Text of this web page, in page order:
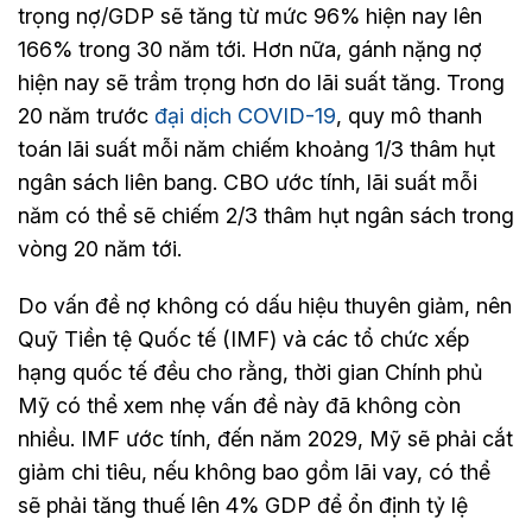
trọng nợ/GDP sẽ tăng từ mức 96% hiện nay lên
166% trong 30 năm tới. Hơn nữa, gánh nặng nợ
hiện nay sẽ trầm trọng hơn do lãi suất tăng. Trong
20 năm trước đại dịch COVID-19, quy mô thanh
toán lãi suất mỗi năm chiếm khoảng 1/3 thâm hụt
ngân sách liên bang. CBO ước tính, lãi suất mỗi
năm có thể sẽ chiếm 2/3 thâm hụt ngân sách trong
vòng 20 năm tới.
Do vấn đề nợ không có dấu hiệu thuyên giảm, nên
Quỹ Tiền tệ Quốc tế (IMF) và các tổ chức xếp
hạng quốc tế đều cho rằng, thời gian Chính phủ
Mỹ có thể xem nhẹ vấn đề này đã không còn
nhiều. IMF ước tính, đến năm 2029, Mỹ sẽ phải cắt
giảm chi tiêu, nếu không bao gồm lãi vay, có thể
sẽ phải tăng thuế lên 4% GDP để ổn định tỷ lệ